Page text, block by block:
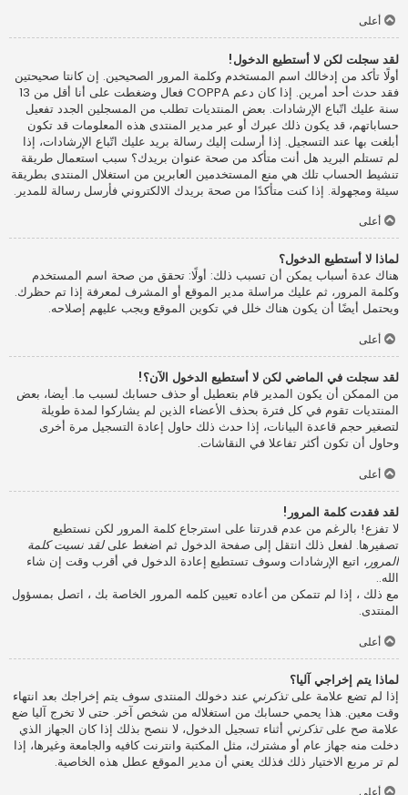
أعلى
لقد سجلت لكن لا أستطيع الدخول!
أولًا تأكد من إدخالك اسم المستخدم وكلمة المرور الصحيحين. إن كانتا صحيحتين
فقد حدث أحد أمرين. إذا كان دعم COPPA فعال وضغطت على أنا أقل من 13
سنة عليك اتّباع الإرشادات. بعض المنتديات تطلب من المسجلين الجدد تفعيل
حساباتهم، قد يكون ذلك عبرك أو عبر مدير المنتدى هذه المعلومات قد تكون
أبلغت بها عند التسجيل. إذا أرسلت إليك رسالة بريد عليك اتّباع الإرشادات، إذا
لم تستلم البريد هل أنت متأكد من صحة عنوان بريدك؟ سبب استعمال طريقة
تنشيط الحساب تلك هي منع المستخدمين العابرين من استغلال المنتدى بطريقة
سيئة ومجهولة. إذا كنت متأكدًا من صحة بريدك الالكتروني فأرسل رسالة للمدير.
أعلى
لماذا لا أستطيع الدخول؟
هناك عدة أسباب يمكن أن تسبب ذلك: أولًا: تحقق من صحة اسم المستخدم
وكلمة المرور، ثم عليك مراسلة مدير الموقع أو المشرف لمعرفة إذا تم حظرك.
ويحتمل أيضًا أن يكون هناك خلل في تكوين الموقع ويجب عليهم إصلاحه.
أعلى
لقد سجلت في الماضي لكن لا أستطيع الدخول الآن؟!
من الممكن أن يكون المدير قام بتعطيل أو حذف حسابك لسبب ما. أيضا، بعض
المنتديات تقوم في كل فترة بحذف الأعضاء الذين لم يشاركوا لمدة طويلة
لتصغير حجم قاعدة البيانات، إذا حدث ذلك حاول إعادة التسجيل مرة أخرى
وحاول أن تكون أكثر تفاعلا في النقاشات.
أعلى
لقد فقدت كلمة المرور!
لا تفزع! بالرغم من عدم قدرتنا على استرجاع كلمة المرور لكن نستطيع
تصفيرها. لفعل ذلك انتقل إلى صفحة الدخول ثم اضغط علىلقد نسيت كلمة
المرور ، اتبع الإرشادات وسوف تستطيع إعادة الدخول في أقرب وقت إن شاء
الله..
مع ذلك ، إذا لم تتمكن من أعاده تعيين كلمه المرور الخاصة بك ، اتصل بمسؤول
المنتدى.
أعلى
لماذا يتم إخراجي آليا؟
إذا لم تضع علامة علىتذكرني عند دخولك المنتدى سوف يتم إخراجك بعد انتهاء
وقت معين. هذا يحمي حسابك من استغلاله من شخص آخر. حتى لا تخرج آليا ضع
علامة صح علىتذكرني أثناء تسجيل الدخول، لا ننصح بذلك إذا كان الجهاز الذي
دخلت منه جهاز عام أو مشترك، مثل المكتبة وانترنت كافيه والجامعة وغيرها، إذا
لم تر مربع الاختيار ذلك فذلك يعني أن مدير الموقع عطل هذه الخاصية.